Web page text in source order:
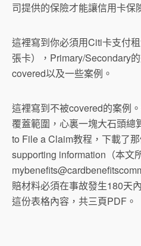
司提供的保險才能讓信用卡保
這裡寫到你必須用Citi卡支付
張卡），Primary/Secondary
covered以及一些案例。
這裡寫到不被covered的案例
覆蓋範圍，心裏一塊大石頭總
to File a Claim教程，下載了
supporting information（本文
賠材料必須在事故發生180天
這份表格內容，共三頁PDF。